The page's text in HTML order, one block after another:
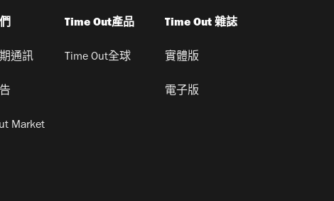
通訊
Market
Time Out產品
Time Out全球
Time Out 雜誌
實體版
電子版